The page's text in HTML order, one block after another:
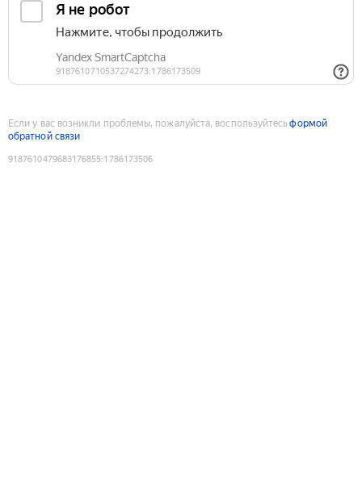
Если у вас возникли проблемы, пожалуйста, воспользуйтесьформой
обратной связи
9187610479683176855:1786173506